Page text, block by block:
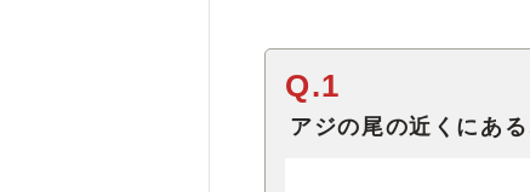
Q.1
アジの尾の近くにあ